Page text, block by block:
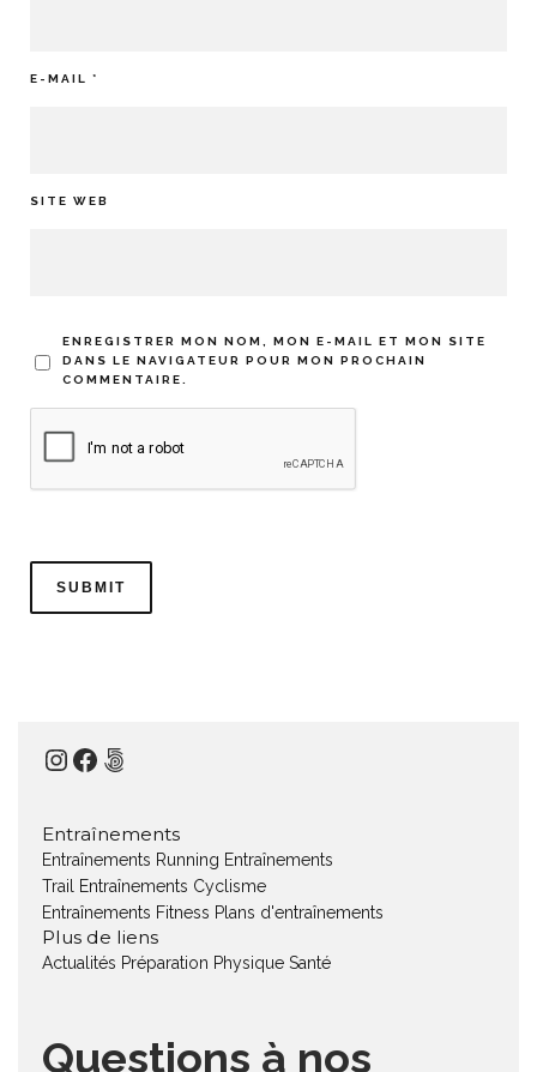
E-MAIL *
SITE WEB
ENREGISTRER MON NOM, MON E-MAIL ET MON SITE
DANS LE NAVIGATEUR POUR MON PROCHAIN
COMMENTAIRE.
Instagram
Facebook
500px
Entraînements
Entraînements Running Entraînements
Trail
Entraînements Cyclisme
Entraînements Fitness Plans d'entraînements
Plus de liens
Actualités Préparation Physique Santé
Questions à nos